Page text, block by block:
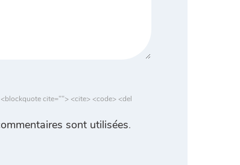
cite=""> <cite> <code> <del
sont utilisées.